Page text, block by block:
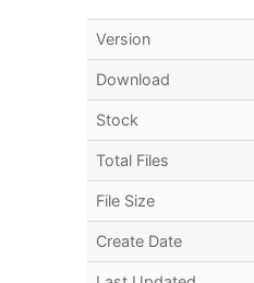
Version
Download
Stock
Total Files
File Size
Create Date